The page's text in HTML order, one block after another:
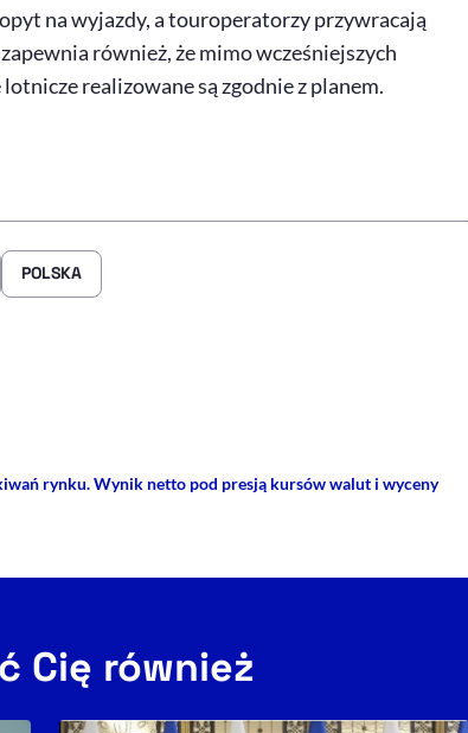
na wyjazdy, a touroperatorzy przywracają
również, że mimo wcześniejszych
realizowane są zgodnie z planem.
POLSKA
przez e-mail
rynku. Wynik netto pod presją kursów walut i wyceny
Cię również